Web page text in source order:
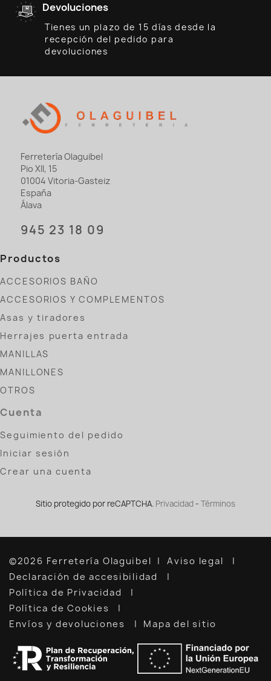
Devoluciones
Tienes un plazo de 15 días desde la
recepción del pedido para
devoluciones
Ferretería Olaguibel
Pio XII, 15
01004 Vitoria-Gasteiz
España
Álava
945 23 18 09
Productos
ACCESORIOS BAÑO
ACCESORIOS Y COMPLEMENTOS
Asas y tiradores
Herrajes puerta entrada
MANILLAS
MANILLONES
OTROS
Cuenta
Seguimiento del pedido
Iniciar sesión
Crear una cuenta
Sitio protegido por reCAPTCHA. Privacidad - Términos
©2026 Ferretería Olaguibel
Aviso legal
Declaración de accesibilidad
Política de Privacidad
Política de Cookies
Envíos y devoluciones
Mapa del sitio